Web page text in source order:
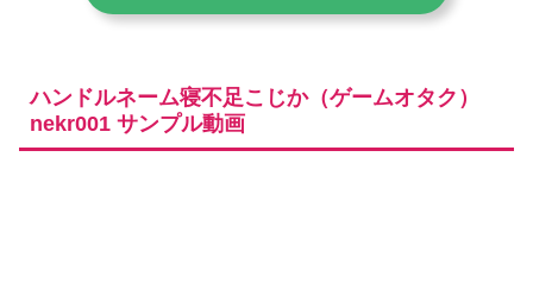
ハンドルネーム寝不足こじか（ゲームオタク）
nekr001 サンプル動画